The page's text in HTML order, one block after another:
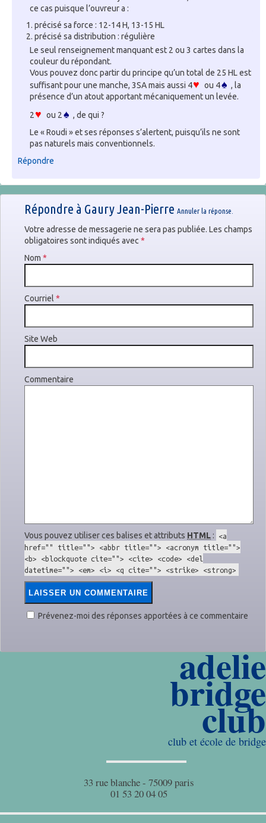
ce cas puisque l’ouvreur a :
précisé sa force : 12-14 H, 13-15 HL
précisé sa distribution : régulière
Le seul renseignement manquant est 2 ou 3 cartes dans la
couleur du répondant.
Vous pouvez donc partir du principe qu’un total de 25 HL est
suffisant pour une manche, 3SA mais aussi 4♥ ou 4♠ , la
présence d’un atout apportant mécaniquement un levée.
2♥ ou 2♠ , de qui ?
Le « Roudi » et ses réponses s’alertent, puisqu’ils ne sont
pas naturels mais conventionnels.
Répondre
Répondre à Gaury Jean-Pierre Annuler la réponse.
Votre adresse de messagerie ne sera pas publiée. Les champs
obligatoires sont indiqués avec*
Nom *
Courriel *
Site Web
Commentaire
Vous pouvez utiliser ces balises et attributs HTML :
<a
href="" title=""> <abbr title=""> <acronym title="">
<b> <blockquote cite=""> <cite> <code> <del
datetime=""> <em> <i> <q cite=""> <strike> <strong>
Prévenez-moi des réponses apportées à ce commentaire
adelie
bridge
club
club et école de bridge
33 rue blanche - 75009 paris
01 53 20 04 05